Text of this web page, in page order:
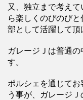
又、独立まで考え
ら楽しくのびのび
部として活躍して頂
ガレージＪは普通
す。
ポルシェを通じて
う事が、ガレージＪ